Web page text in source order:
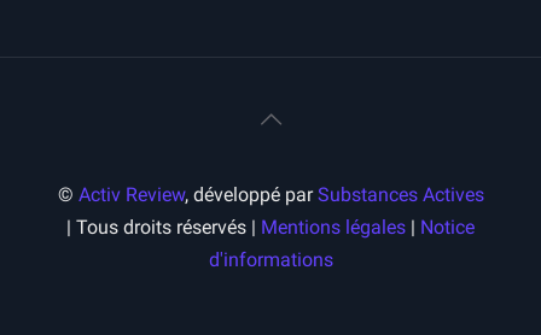
© Activ Review, développé parSubstances Actives
| Tous droits réservés | Mentions légales | Notice
d'informations